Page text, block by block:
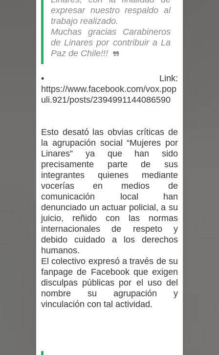
las bajas temperaturas
GORE Maule figura tercero a nivel
nacional en gasto por viajes y
Dos internos intentaron escapar por
anticipadamente la Fiesta del
Chancho en Talca tras caída de
ramas cerca de carpas
Miles llegan a la Plaza de Armas de
Talca en el inicio de la Fiesta del
Chancho 2026
expresar nuestro respaldo al
trabajo realizado.
Muchas gracias Carabineros
de Linares por contribuir a La
Paz de Chile!!!
•
Link:
https://www.facebook.com/vox.pop
uli.921/posts/2394991144086590
Esto desató las obvias críticas de
la agrupación social “Mujeres por
Linares” ya que han sido
precisamente parte de sus
integrantes quienes mediante
vocerías en medios de
comunicación local han
denunciado un actuar policial, a su
juicio, reñido con las normas
internacionales de respeto y
debido cuidado a los derechos
humanos.
El colectivo expresó a través de su
fanpage de Facebook que exigen
disculpas públicas por el uso del
nombre su agrupación y
vinculación con tal actividad.